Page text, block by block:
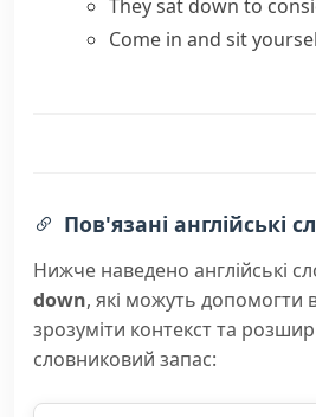
They sat down to
Come in and sit
Пов'язані англійські
Нижче наведено англійські
down, які можуть допомогти
зрозуміти контекст та
словниковий запас: